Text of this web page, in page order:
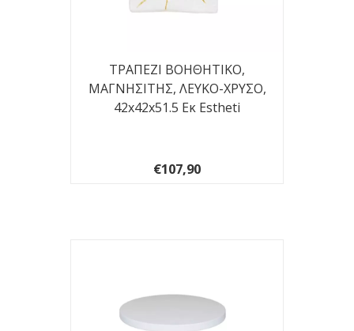
ΤΡΑΠΕΖΙ ΒΟΗΘΗΤΙΚΟ,
ΜΑΓΝΗΣΙΤΗΣ, ΛΕΥΚΟ-ΧΡΥΣΟ,
42x42x51.5 Εκ Estheti
€107,90